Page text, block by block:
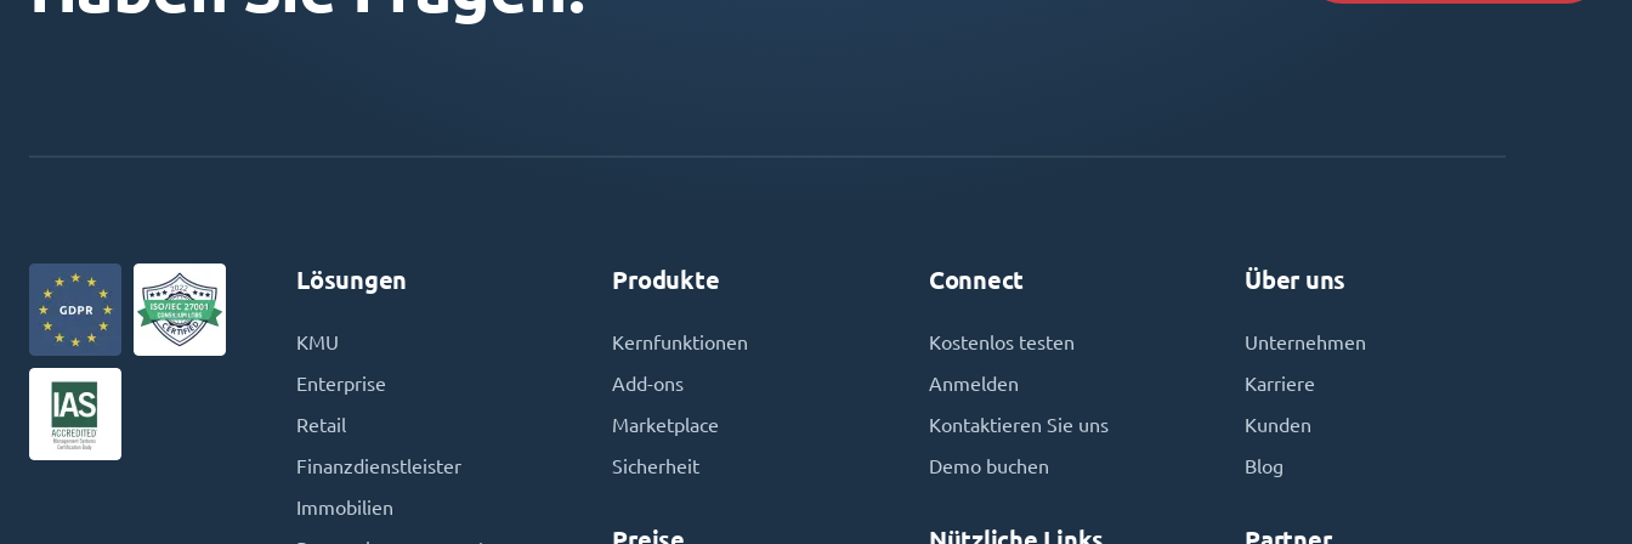
Lösungen
KMU
Enterprise
Retail
Finanzdienstleister
Immobilien
Produkte
Kernfunktionen
Add-ons
Marketplace
Sicherheit
Connect
Kostenlos testen
Anmelden
Kontaktieren Sie uns
Demo buchen
Über uns
Unternehmen
Karriere
Kunden
Blog